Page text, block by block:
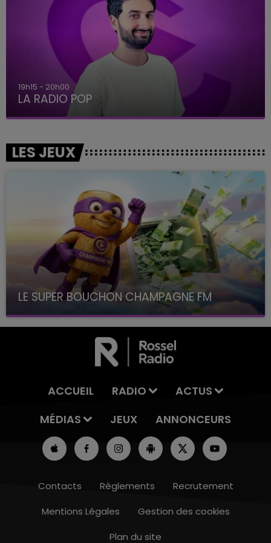
19h00 - 19h15
19h15 - 20h00
LA RADIO POP
LES JEUX
LE SUPER BOUCHON CHAMPAGNE FM
avec La Famille Champagne FM, à 8H10
ACCUEIL RADIO
ACTUS
MÉDIAS
JEUX ANNONCEURS
Contacts Règlements
Recrutement
Mentions Légales
Gestion des cookies
Plan du site